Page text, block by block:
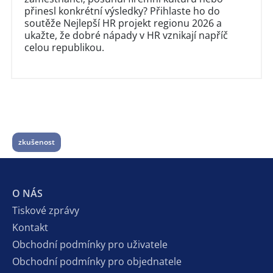
přinesl konkrétní výsledky? Přihlaste ho do
soutěže Nejlepší HR projekt regionu 2026 a
ukažte, že dobré nápady v HR vznikají napříč
celou republikou.
zkušenost
O NÁS
Tiskové zprávy
Kontakt
Obchodní podmínky pro uživatele
Obchodní podmínky pro objednatele